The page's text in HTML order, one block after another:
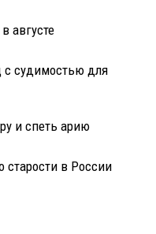
августе
с судимостью для
и спеть арию
старости в России